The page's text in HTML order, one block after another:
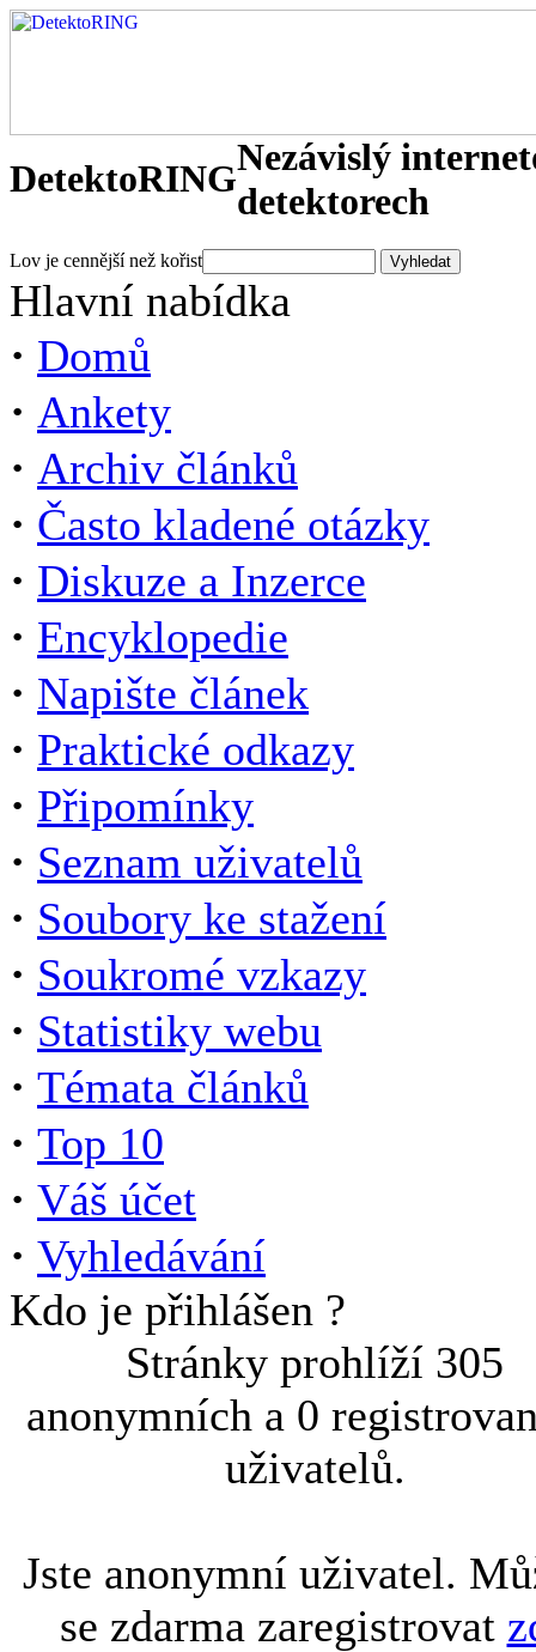
DetektoRINGNezávislý
detektorech
Lov je cennější než kořist
Hlavní nabídka
· Domů
· Ankety
· Archiv článků
· Často kladené otázky
· Diskuze a Inzerce
· Encyklopedie
· Napište článek
· Praktické odkazy
· Připomínky
· Seznam uživatelů
· Soubory ke stažení
· Soukromé vzkazy
· Statistiky webu
· Témata článků
· Top 10
· Váš účet
· Vyhledávání
Kdo je přihlášen ?
Stránky prohlíží 305
anonymních a 0
uživatelů.
Jste anonymní uživatel.
se zdarma zaregistrovat